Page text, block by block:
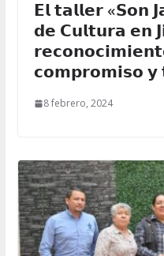
𝗘𝗹 𝘁𝗮𝗹𝗹𝗲𝗿 «𝗦𝗼𝗻
𝗱𝗲 𝗖𝘂𝗹𝘁𝘂𝗿𝗮 𝗲𝗻
𝗰𝗼𝗺𝗽𝗿𝗼𝗺𝗶𝘀𝗼 𝘆
8 febrero, 2024